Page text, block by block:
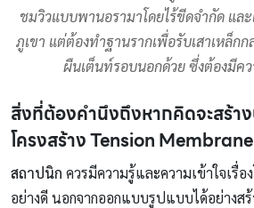
ชมวิวแบบพานอรามาโดยไร้ขีดจำกัด แ
ภูเขา แต่ต้องทำฐานรากเพื่อรับเสาเหล็กก
ผืนเต็นท์รอบนอกด้วย ซึ่งต้องมีค
สิ่งที่ต้องคำนึงถึงหากคิดจะสร้า
โครงสร้าง Tension Membrane
สถาปนิก ควรมีความรู้และความเข้าใจเรื่อ
อย่างดี นอกจากออกแบบรูปแบบได้อย่างส